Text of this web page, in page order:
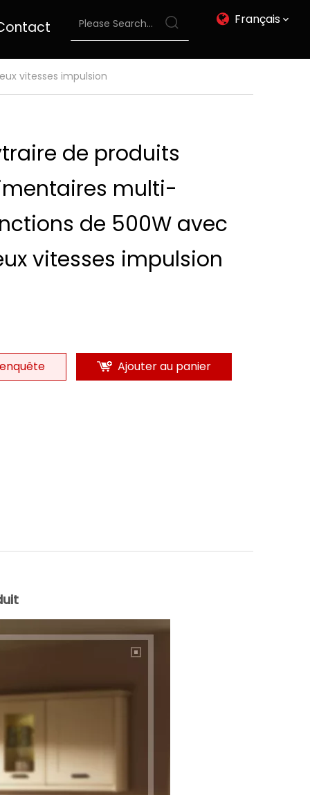
Français
vitesses impulsion
de produits
multi-
de 500W avec
vitesses impulsion
enquête Ajouter au panier